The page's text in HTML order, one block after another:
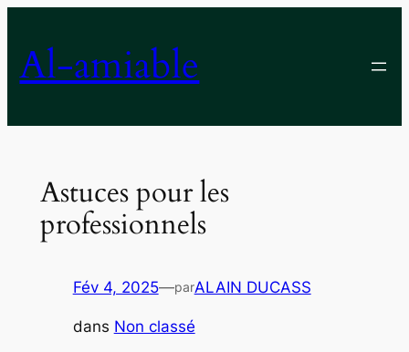
contenu
Al-amiable
Astuces pour les
professionnels
Fév 4, 2025—parALAIN DUCASS
dans Non classé